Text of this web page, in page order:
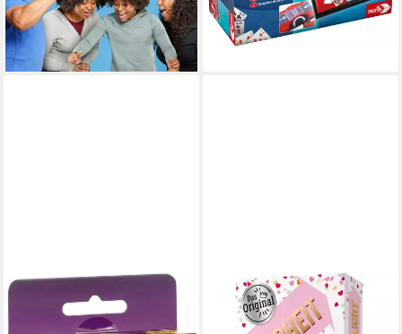
ab 15,50 € UVP19,99 €
-22%
lieferbar - in 1-2 Werktagen bei dir
ab 16,48 €
lieferbar - in 1-2 Werktagen bei dir